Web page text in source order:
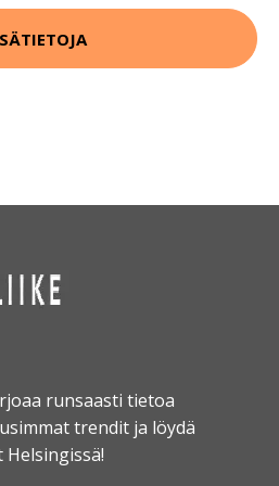
runsaasti tietoa
trendit ja löydä